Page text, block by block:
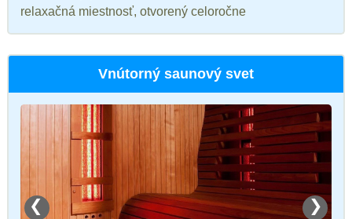
relaxačná miestnosť, otvorený celoročne
Vnútorný saunový svet
❮ ❯